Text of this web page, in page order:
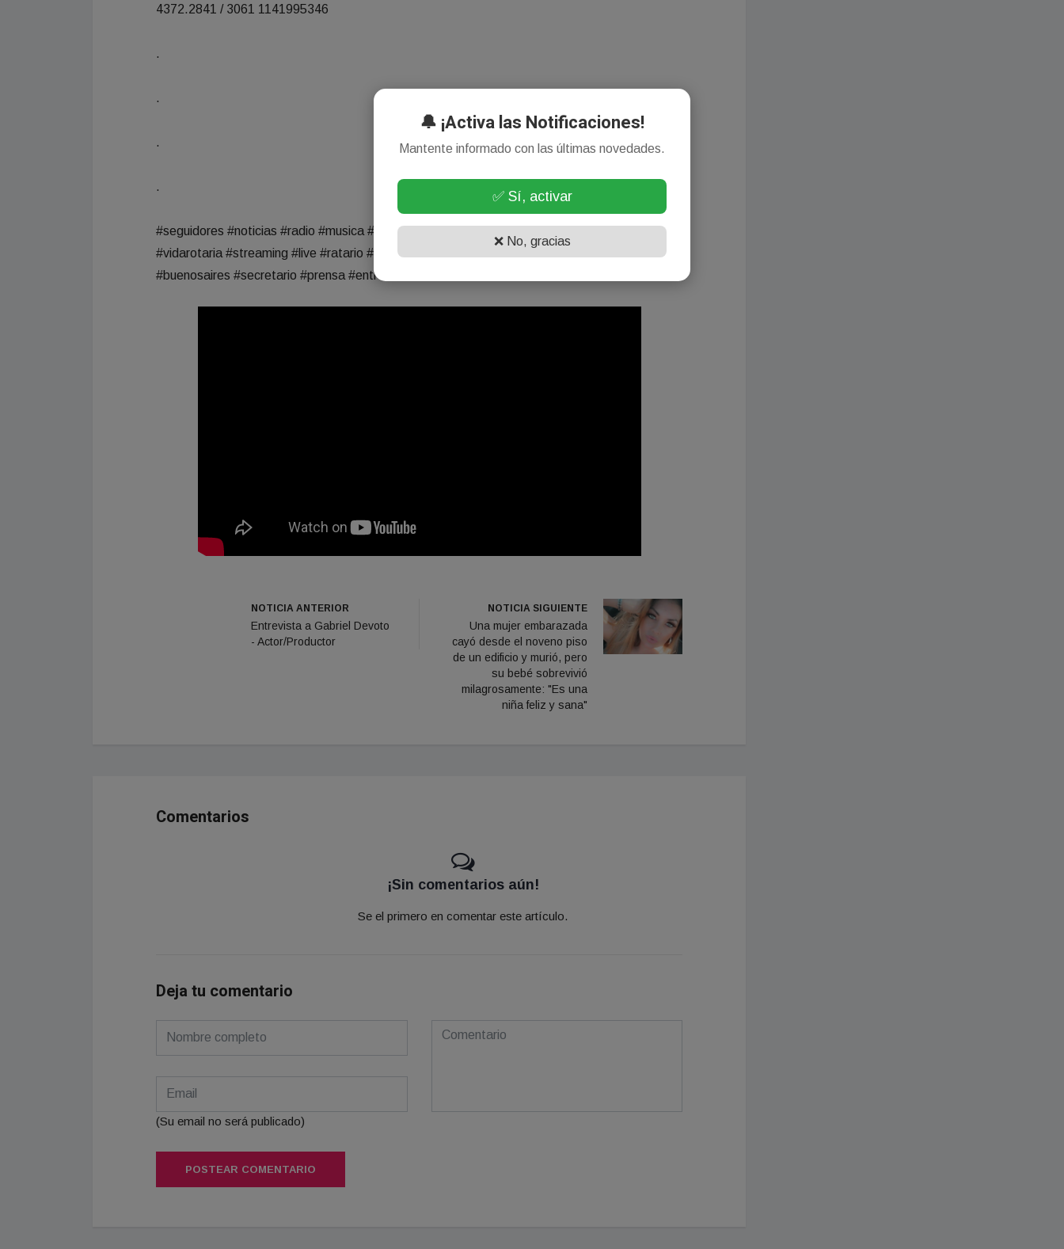
4372.2841 / 3061 1141995346
.
.
.
.
#seguidores #noticias #radio #musica #politica #periodista #economia #rotary #argentina
#vidarotaria #streaming #live #ratario #onair #radio #cta #rc #insta #aire #onradio #vivo #app
#buenosaires #secretario #prensa #entrevista
NOTICIA ANTERIOR
Entrevista a Gabriel Devoto
- Actor/Productor
NOTICIA SIGUIENTE
Una mujer embarazada
cayó desde el noveno piso
de un edificio y murió, pero
su bebé sobrevivió
milagrosamente: "Es una
niña feliz y sana"
Comentarios
¡Sin comentarios aún!
Se el primero en comentar este artículo.
Deja tu comentario
(Su email no será publicado)
POSTEAR COMENTARIO
🔔 ¡Activa las Notificaciones!
Mantente informado con las últimas novedades.
✅ Sí, activar
❌ No, gracias